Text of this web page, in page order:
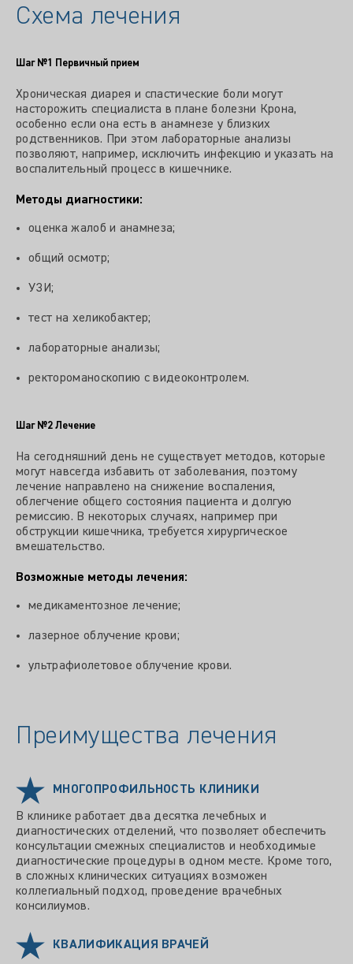
Схема лечения
Шаг №1 Первичный прием
Хроническая диарея и спастические боли могут
насторожить специалиста в плане болезни Крона,
особенно если она есть в анамнезе у близких
родственников. При этом лабораторные анализы
позволяют, например, исключить инфекцию и указать на
воспалительный процесс в кишечнике.
Методы диагностики:
оценка жалоб и анамнеза;
общий осмотр;
УЗИ;
тест на хеликобактер;
лабораторные анализы;
ректороманоскопию с видеоконтролем.
Шаг №2 Лечение
На сегодняшний день не существует методов, которые
могут навсегда избавить от заболевания, поэтому
лечение направлено на снижение воспаления,
облегчение общего состояния пациента и долгую
ремиссию. В некоторых случаях, например при
обструкции кишечника, требуется хирургическое
вмешательство.
Возможные методы лечения:
медикаментозное лечение;
лазерное облучение крови;
ультрафиолетовое облучение крови.
Преимущества лечения
МНОГОПРОФИЛЬНОСТЬ КЛИНИКИ
В клинике работает два десятка лечебных и
диагностических отделений, что позволяет обеспечить
консультации смежных специалистов и необходимые
диагностические процедуры в одном месте. Кроме того,
в сложных клинических ситуациях возможен
коллегиальный подход, проведение врачебных
консилиумов.
КВАЛИФИКАЦИЯ ВРАЧЕЙ